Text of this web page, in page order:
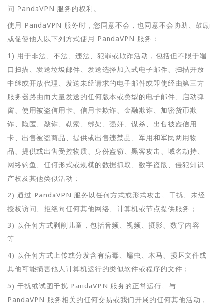
问 PandaVPN 服务的权利。
使用 PandaVPN 服务时，您同意不会，也同意不会协助、鼓励
或促使他人以下列方式使用 PandaVPN 服务：
1) 用于非法、不法、违法、犯罪或欺诈活动，包括但不限于端
口扫描、发送垃圾邮件、发送选择加入式电子邮件、扫描开放
中继或开放代理、发送未经请求的电子邮件或即使经由第三方
服务器路由而大量发送的任何版本或类型的电子邮件、启动弹
窗、使用被盗信用卡、信用卡欺诈、金融欺诈、加密货币欺
诈、隐匿、敲诈、勒索、绑架、强奸、谋杀、出售被盗信用
卡、出售被盗商品、提供或出售违禁品、军用和军民两用物
品、提供或出售受控物质、身份盗窃、黑客攻击、域名劫持、
网络钓鱼、任何形式或规模的数据抓取、数字盗版、侵犯知识
产权及其他类似活动；
2) 通过 PandaVPN 服务以任何方式或形式攻击、干扰、未经
授权访问、拒绝向任何其他网络、计算机或节点提供服务；
3) 以任何方式剥削儿童，包括音频、视频、摄影、数字内容
等；
4) 以任何方式上传或分发含有病毒、蠕虫、木马、损坏文件或
其他可能损害他人计算机运行的类似软件或程序的文件；
5) 干扰或试图干扰 PandaVPN 服务的正常运行、与
PandaVPN 服务相关的任何交易或我们开展的任何其他活动，